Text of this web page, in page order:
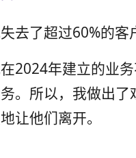
去了超过60%的客
2024年建立的业
。所以，我做出
让他们离开。